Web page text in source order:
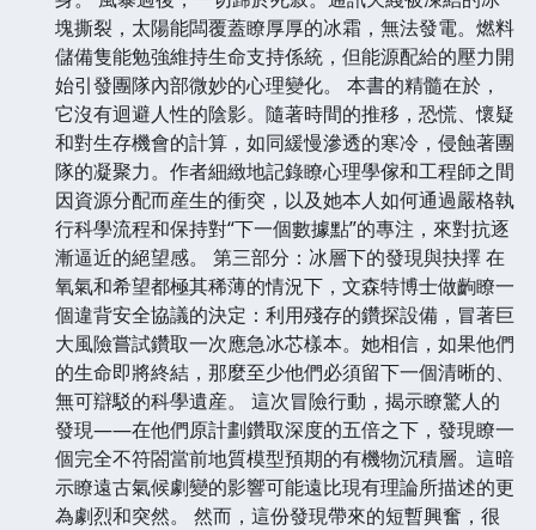
塊撕裂，太陽能闆覆蓋瞭厚厚的冰霜，無法發電。燃料
儲備隻能勉強維持生命支持係統，但能源配給的壓力開
始引發團隊內部微妙的心理變化。 本書的精髓在於，
它沒有迴避人性的陰影。隨著時間的推移，恐慌、懷疑
和對生存機會的計算，如同緩慢滲透的寒冷，侵蝕著團
隊的凝聚力。作者細緻地記錄瞭心理學傢和工程師之間
因資源分配而産生的衝突，以及她本人如何通過嚴格執
行科學流程和保持對“下一個數據點”的專注，來對抗逐
漸逼近的絕望感。 第三部分：冰層下的發現與抉擇 在
氧氣和希望都極其稀薄的情況下，文森特博士做齣瞭一
個違背安全協議的決定：利用殘存的鑽探設備，冒著巨
大風險嘗試鑽取一次應急冰芯樣本。她相信，如果他們
的生命即將終結，那麼至少他們必須留下一個清晰的、
無可辯駁的科學遺産。 這次冒險行動，揭示瞭驚人的
發現——在他們原計劃鑽取深度的五倍之下，發現瞭一
個完全不符閤當前地質模型預期的有機物沉積層。這暗
示瞭遠古氣候劇變的影響可能遠比現有理論所描述的更
為劇烈和突然。 然而，這份發現帶來的短暫興奮，很